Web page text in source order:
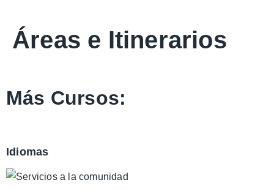
Áreas e Itinerarios
Más Cursos:
Idiomas